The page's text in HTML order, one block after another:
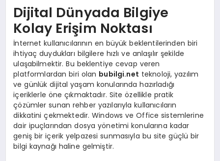
Dijital Dünyada Bilgiye
Kolay Erişim Noktası
İnternet kullanıcılarının en büyük beklentilerinden biri
ihtiyaç duydukları bilgilere hızlı ve anlaşılır şekilde
ulaşabilmektir. Bu beklentiye cevap veren
platformlardan biri olan bubilgi.net teknoloji, yazılım
ve günlük dijital yaşam konularında hazırladığı
içeriklerle öne çıkmaktadır. Site özellikle pratik
çözümler sunan rehber yazılarıyla kullanıcıların
dikkatini çekmektedir. Windows ve Office sistemlerine
dair ipuçlarından dosya yönetimi konularına kadar
geniş bir içerik yelpazesi sunmasıyla bu site güçlü bir
bilgi kaynağı haline gelmiştir.